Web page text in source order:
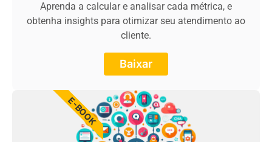
Aprenda a calcular e analisar cada métrica, e
obtenha insights para otimizar seu atendimento ao
cliente.
Baixar
E-BOOK